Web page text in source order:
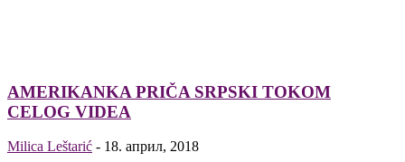
AMERIKANKA PRIČA SRPSKI TOKOM
CELOG VIDEA
Milica Leštarić - 18. април, 2018